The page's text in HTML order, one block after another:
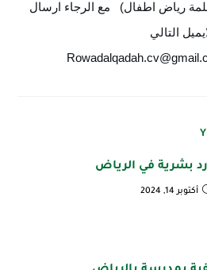
التالي
بشرية في الرياض
أكتوبر 14, 2024